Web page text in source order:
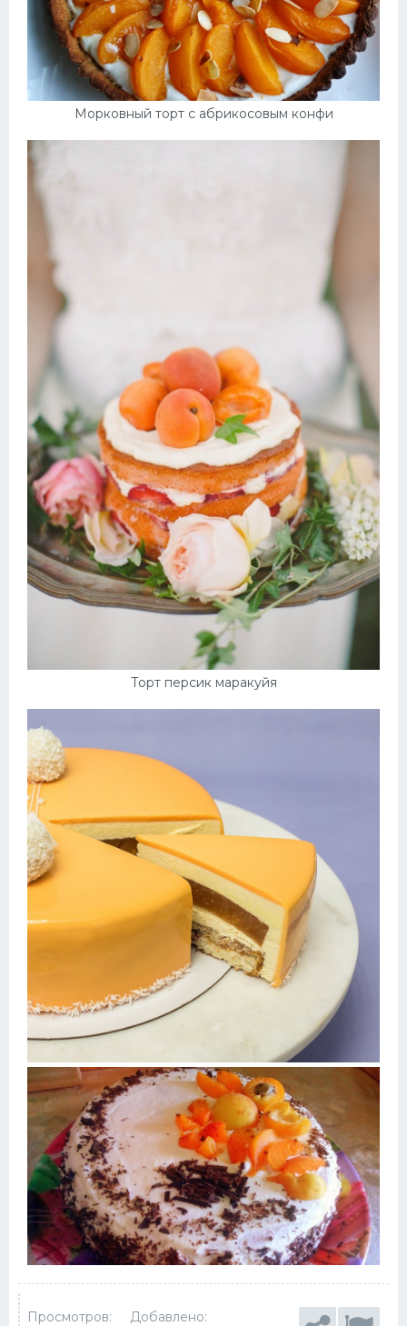
Морковный торт с абрикосовым конфи
Торт персик маракуйя
Просмотров: Добавлено: